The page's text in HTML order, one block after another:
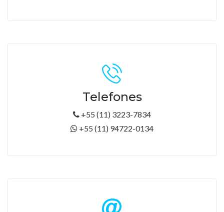
Telefones
+55 (11) 3223-7834
+55 (11) 94722-0134